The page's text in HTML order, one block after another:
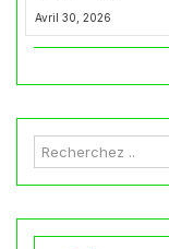
Avril 30, 2026